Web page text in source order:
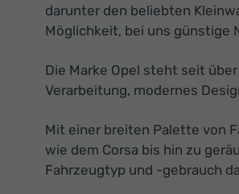
darunter den beliebten
Möglichkeit, bei uns günstige
Die Marke Opel steht seit
Verarbeitung, modernes
Mit einer breiten Palette von
wie dem Corsa bis hin zu
Fahrzeugtyp und -gebrauch